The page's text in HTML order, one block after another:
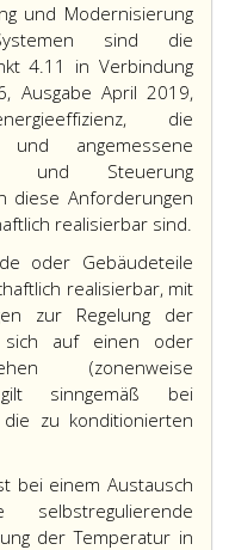
und Modernisierung
sind die
4.11 in Verbindung
Ausgabe April 2019,
die
und angemessene
und Steuerung
diese Anforderungen
realisierbar sind.
oder Gebäudeteile
realisierbar, mit
zur Regelung der
sich auf einen oder
(zonenweise
gilt sinngemäß bei
zu konditionierten
bei einem Austausch
der Temperatur in